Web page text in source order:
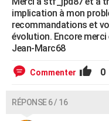
implication à mon
recommandations et
évolution. Encore
Jean-Marc68
Commenter 0
RÉPONSE 6 / 16